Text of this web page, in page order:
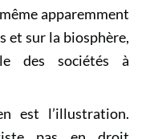
apparemment
et sur la biosphère,
des sociétés à
est l’illustration.